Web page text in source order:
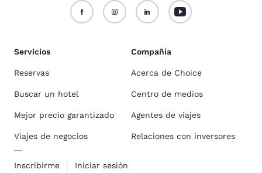
Servicios
Reservas
Buscar un hotel
Mejor precio garantizado
Viajes de negocios
Inscribirme Iniciar sesión
Compañía
Acerca de Choice
Centro de medios
Agentes de viajes
Relaciones con inversores